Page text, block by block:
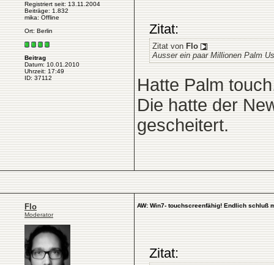
Registriert seit: 13.11.2004
Beiträge: 1.832
mika: Offline
Ort: Berlin
Beitrag
Datum: 10.01.2010
Uhrzeit: 17:49
ID: 37112
Zitat:
Zitat von Flo
Ausser ein paar Millionen Palm
Hatte Palm
Die hatte der
gescheitert.
Flo
Moderator
AW: Win7- touchscreenfähig! Endlich schluß
Zitat: